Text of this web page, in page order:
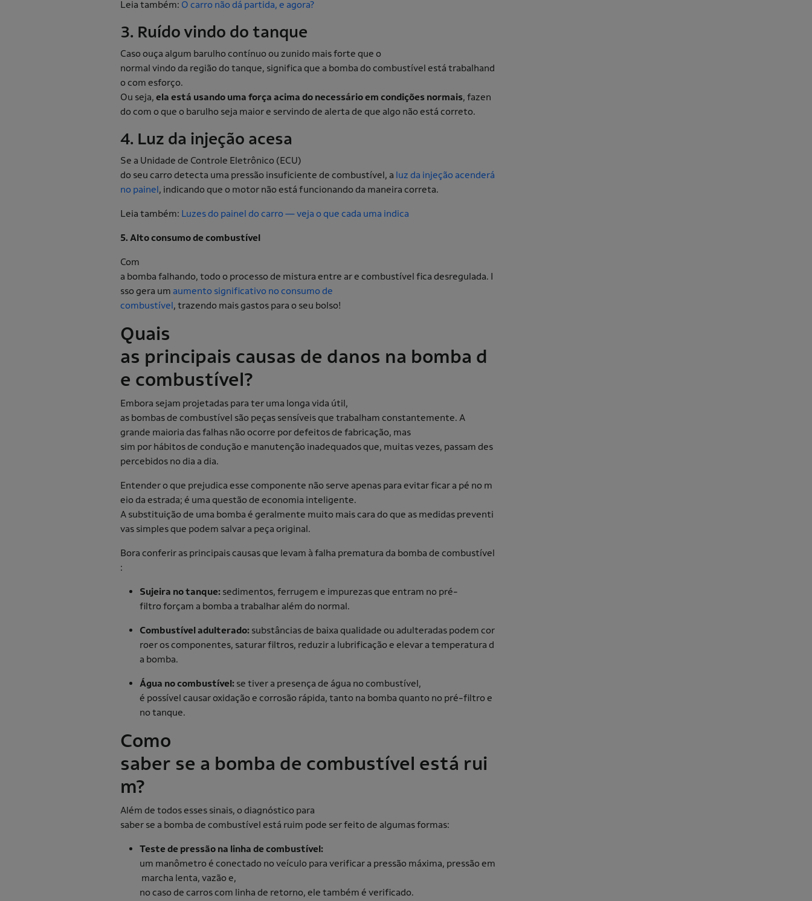
Leia também: O carro não dá partida, e agora?
3. Ruído vindo do tanque
Caso ouça algum barulho contínuo ou zunido mais forte que o
normal vindo da região do tanque, significa que a bomba do combustível está trabalhand
o com esforço.
Ou seja, ela está usando uma força acima do necessário em condições normais, fazen
do com o que o barulho seja maior e servindo de alerta de que algo não está correto.
4. Luz da injeção acesa
Se a Unidade de Controle Eletrônico (ECU)
do seu carro detecta uma pressão insuficiente de combustível, a luz da injeção acenderá
no painel, indicando que o motor não está funcionando da maneira correta.
Leia também: Luzes do painel do carro — veja o que cada uma indica
5. Alto consumo de combustível
Com
a bomba falhando, todo o processo de mistura entre ar e combustível fica desregulada. I
sso gera um aumento significativo no consumo de
combustível, trazendo mais gastos para o seu bolso!
Quais
as principais causas de danos na bomba d
e combustível?
Embora sejam projetadas para ter uma longa vida útil,
as bombas de combustível são peças sensíveis que trabalham constantemente. A
grande maioria das falhas não ocorre por defeitos de fabricação, mas
sim por hábitos de condução e manutenção inadequados que, muitas vezes, passam des
percebidos no dia a dia.
Entender o que prejudica esse componente não serve apenas para evitar ficar a pé no m
eio da estrada; é uma questão de economia inteligente.
A substituição de uma bomba é geralmente muito mais cara do que as medidas preventi
vas simples que podem salvar a peça original.
Bora conferir as principais causas que levam à falha prematura da bomba de combustível
:
Sujeira no tanque: sedimentos, ferrugem e impurezas que entram no pré-
filtro forçam a bomba a trabalhar além do normal.
Combustível adulterado: substâncias de baixa qualidade ou adulteradas podem cor
roer os componentes, saturar filtros, reduzir a lubrificação e elevar a temperatura d
a bomba.
Água no combustível: se tiver a presença de água no combustível,
é possível causar oxidação e corrosão rápida, tanto na bomba quanto no pré-filtro e
no tanque.
Como
saber se a bomba de combustível está rui
m?
Além de todos esses sinais, o diagnóstico para
saber se a bomba de combustível está ruim pode ser feito de algumas formas:
Teste de pressão na linha de combustível:
um manômetro é conectado no veículo para verificar a pressão máxima, pressão em
marcha lenta, vazão e,
no caso de carros com linha de retorno, ele também é verificado.